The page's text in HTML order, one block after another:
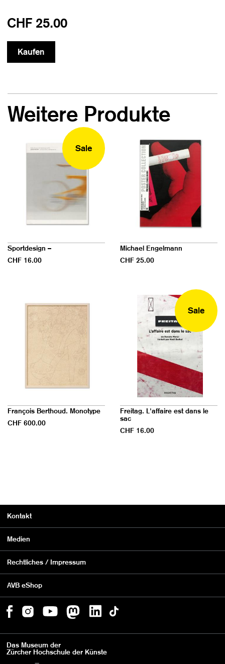
CHF 25.00
Weitere Produkte
Sale
Sportdesign –
CHF 16.00
Michael Engelmann
CHF 25.00
François Berthoud. Monotype
CHF 600.00
Sale
Freitag. L'affaire est dans le
sac
CHF 16.00
Kontakt
Medien
Rechtliches / Impressum
AVB eShop
Das Museum der
Zürcher Hochschule der Künste